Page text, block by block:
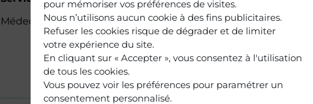
pour mémoriser vos préférences de visites.
Nous n’utilisons aucun cookie à des fins publicitaires.
Refuser les cookies risque de dégrader et de limiter
votre expérience du site.
En cliquant sur « Accepter », vous consentez à l'utilisation
de tous les cookies.
Vous pouvez voir les préférences pour paramétrer un
consentement personnalisé.
Médecin